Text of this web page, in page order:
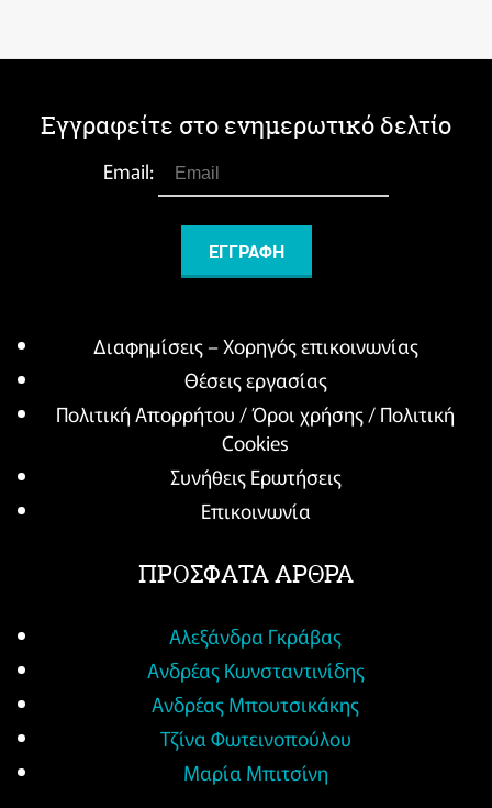
Εγγραφείτε στο ενημερωτικό δελτίο
Email:
Διαφημίσεις – Χορηγός επικοινωνίας
Θέσεις εργασίας
Πολιτική Απορρήτου / Όροι χρήσης / Πολιτική
Cookies
Συνήθεις Ερωτήσεις
Επικοινωνία
ΠΡΟΣΦΑΤΑ ΑΡΘΡΑ
Αλεξάνδρα Γκράβας
Ανδρέας Κωνσταντινίδης
Ανδρέας Μπουτσικάκης
Τζίνα Φωτεινοπούλου
Μαρία Μπιτσίνη